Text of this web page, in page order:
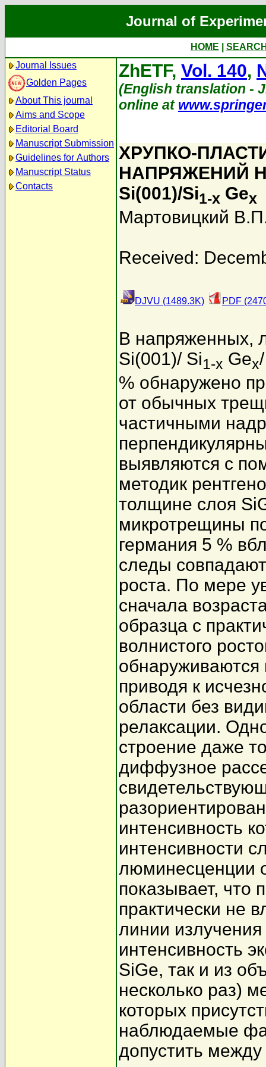
Journal of
HOME
Journal Issues
Golden Pages
About This journal
Aims and Scope
Editorial Board
Manuscript Submission
Guidelines for Authors
Manuscript Status
Contacts
ZhETF, Vol. 140,
(English translation -
online at
ХРУПКО-
НАПРЯЖЕНИЙ
Si(001)/Si1-x Gex
Мартовицкий
Received:
DJVU (1489.3K) PDF
В напряженных,
Si(001)/ Si1-x Gex
% обнаружено
от обычных
частичными
выявляются с
методик
толщине слоя
микротрещины
германия 5 %
следы
роста. По мере
сначала
образца с
волнистого
обнаруживаются
приводя к
области без
релаксации.
строение даже
диффузное
интенсивность
интенсивности
люминесценции
показывает, что
практически не
линии
интенсивность
SiGe, так и из
несколько раз)
которых
наблюдаемые
допустить